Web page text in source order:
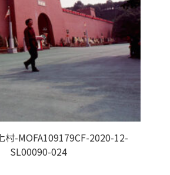
村-MOFA109179CF-2020-12-
SL00090-024